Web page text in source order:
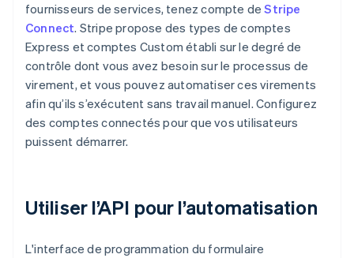
fournisseurs de services, tenez compte deStripe
Connect. Stripe propose des types de comptes
Express et comptes Custom établi sur le degré de
contrôle dont vous avez besoin sur le processus de
virement, et vous pouvez automatiser ces virements
afin qu’ils s’exécutent sans travail manuel. Configurez
des comptes connectés pour que vos utilisateurs
puissent démarrer.
Utiliser l’API pour l’automatisation
L'interface de programmation du formulaire